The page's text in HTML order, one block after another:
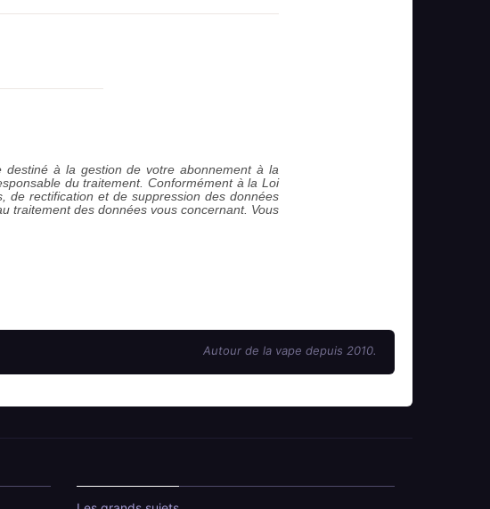
destiné à la gestion de votre abonnement à la
du traitement. Conformément à la Loi
de rectification et de suppression des données
traitement des données vous concernant. Vous
Autour de la vape depuis 2010.